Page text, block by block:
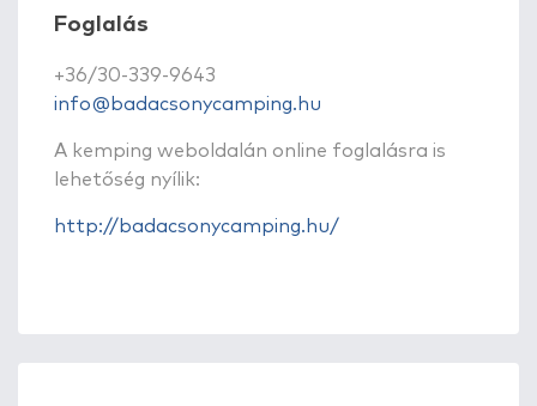
Foglalás
+36/30-339-9643
info@badacsonycamping.hu
A kemping weboldalán online foglalásra is
lehetőség nyílik:
http://badacsonycamping.hu/